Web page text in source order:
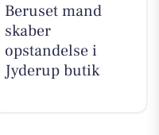
Beruset mand
skaber
opstandelse i
Jyderup butik